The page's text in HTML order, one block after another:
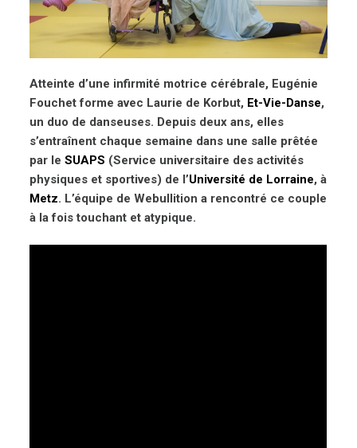
Atteinte d’une infirmité motrice cérébrale, Eugénie
Fouchet forme avec Laurie de Korbut, Et-Vie-Danse,
un duo de danseuses. Depuis deux ans, elles
s’entraînent chaque semaine dans une salle prêtée
par leSUAPS (Service universitaire des activités
physiques et sportives) de l’Université de Lorraine, à
Metz. L’équipe de Webullition a rencontré ce couple
à la fois touchant et atypique.